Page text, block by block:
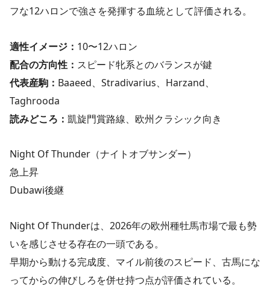
フな12ハロンで強さを発揮する血統として評価される。
適性イメージ： 10〜12ハロン
配合の方向性： スピード牝系とのバランスが鍵
代表産駒： Baaeed、Stradivarius、Harzand、
Taghrooda
読みどころ： 凱旋門賞路線、欧州クラシック向き
Night Of Thunder（ナイトオブサンダー）
急上昇
Dubawi後継
Night Of Thunderは、2026年の欧州種牡馬市場で最も勢
いを感じさせる存在の一頭である。
早期から動ける完成度、マイル前後のスピード、古馬にな
ってからの伸びしろを併せ持つ点が評価されている。